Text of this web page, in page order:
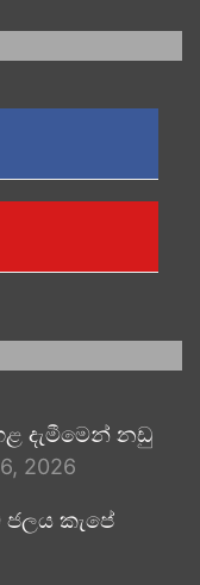
දැමීමෙන් නඩු
2026
ජලය කැපේ